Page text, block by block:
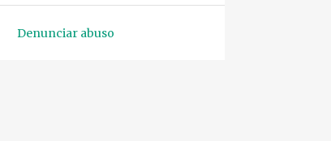
junio 2020
Denunciar abuso